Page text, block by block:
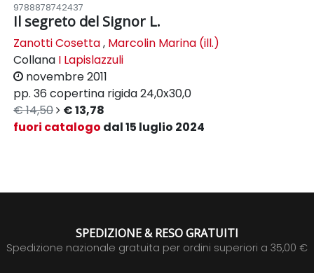
9788878742437
Il segreto del Signor L.
Zanotti Cosetta, Marcolin Marina (ill.)
Collana I Lapislazzuli
novembre 2011
pp. 36 copertina rigida24,0x30,0
€ 14,50
€ 13,78
fuori catalogo dal 15 luglio 2024
SPEDIZIONE & RESO GRATUITI
Spedizione nazionale gratuita per ordini superiori a 35,00 €